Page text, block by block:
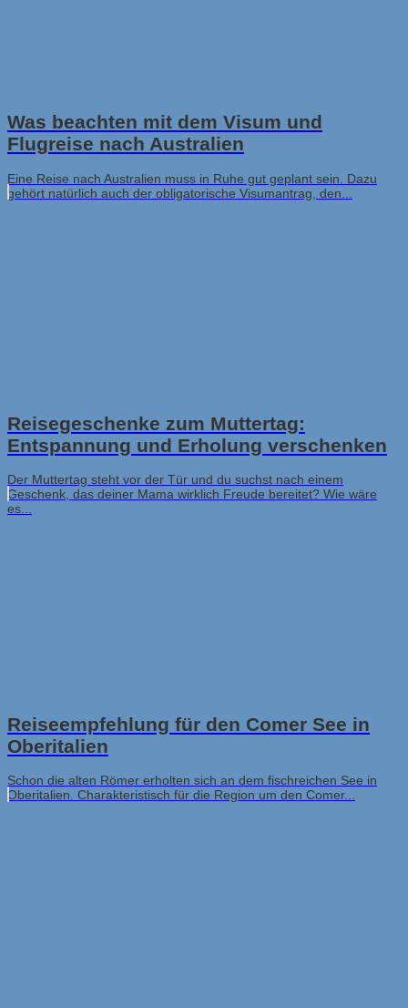
Was beachten mit dem Visum und
Flugreise nach Australien
Eine Reise nach Australien muss in Ruhe gut geplant sein. Dazu
gehört natürlich auch der obligatorische Visumantrag, den...
Reisegeschenke zum Muttertag:
Entspannung und Erholung verschenken
Der Muttertag steht vor der Tür und du suchst nach einem
Geschenk, das deiner Mama wirklich Freude bereitet? Wie wäre
es...
Reiseempfehlung für den Comer See in
Oberitalien
Schon die alten Römer erholten sich an dem fischreichen See in
Oberitalien. Charakteristisch für die Region um den Comer...